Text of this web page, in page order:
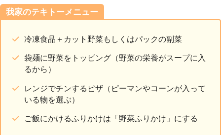
我家のテキトーメニュー
冷凍食品＋カット野菜もしくはパックの副菜
袋麺に野菜をトッピング（野菜の栄養がスープに入
るから）
レンジでチンするピザ（ピーマンやコーンが入って
いる物を選ぶ）
ご飯にかけるふりかけは「野菜ふりかけ」にする